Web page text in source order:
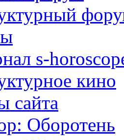
s-
кино
сайта
Оборотень